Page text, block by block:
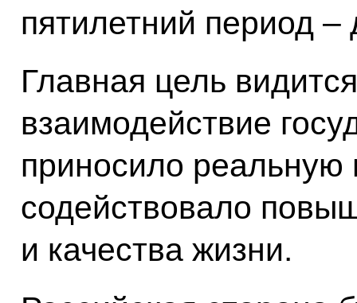
пятилетний период –
Главная цель
взаимодействие
приносило реальную
содействовало
и качества жизни.